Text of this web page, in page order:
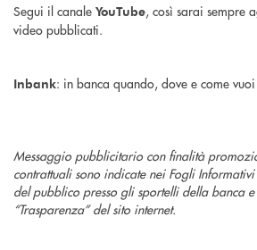
Segui il canale YouTube, così sarai sempre
video pubblicati.
Inbank: in banca quando, dove e come vuoi
Messaggio pubblicitario con finalità
contrattuali sono indicate nei Fogli
del pubblico presso gli sportelli della banca
“Trasparenza” del sito internet.